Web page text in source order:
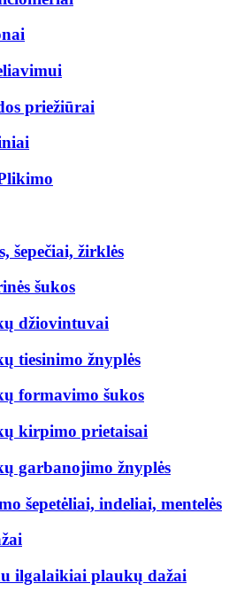
priežiūrai
šepečiai, žirklės
šukos
džiovintuvai
tiesinimo žnyplės
formavimo šukos
kirpimo prietaisai
garbanojimo žnyplės
šepetėliai, indeliai, mentelės
ilgalaikiai plaukų dažai